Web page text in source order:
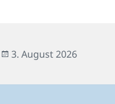
Veröffentlicht
3. August 2026